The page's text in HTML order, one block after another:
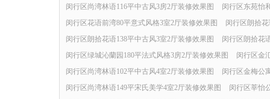
闵行区尚湾林语116平中古风3房2厅装修效果图
闵行区东苑怡
闵行区花语前湾80平意式风格3室2厅装修效果图
闵行区朗拾
闵行区朗拾花语138平中古风3室2厅装修效果图
闵行区朗拾花
闵行区绿城沁蘭园180平法式风格3房2厅装修效果图
闵行区金
闵行区尚湾林语102平中古风4室2厅装修效果图
闵行区金梅公
闵行区尚湾林语149平宋氏美学4室2厅装修效果图
闵行区莘怡